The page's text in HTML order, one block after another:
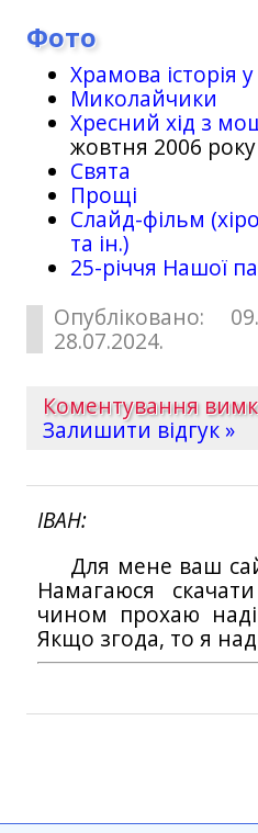
Фото
Храмова історія
Миколайчики
Хресний хід з
жовтня 2006 року
Свята
Прощі
Слайд-фільм
та ін.)
25-рiччя Нашої
Опубліковано:
28.07.2024.
Коментування
Залишити відгук »
ІВАН
Для мене ваш
Намагаюся
чином прохаю
Якщо згода, то я